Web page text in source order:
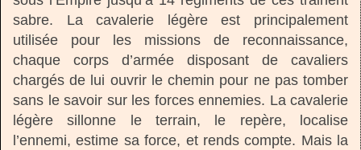
sabre. La cavalerie légère est principalement
utilisée pour les missions de reconnaissance,
chaque corps d’armée disposant de cavaliers
chargés de lui ouvrir le chemin pour ne pas tomber
sans le savoir sur les forces ennemies. La cavalerie
légère sillonne le terrain, le repère, localise
l’ennemi, estime sa force, et rends compte. Mais la